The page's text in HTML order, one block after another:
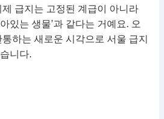
급지는 고정된 계급이 아니라
있는 생물’과 같다는 거예요. 오
하는 새로운 시각으로 서울 급지
니다.